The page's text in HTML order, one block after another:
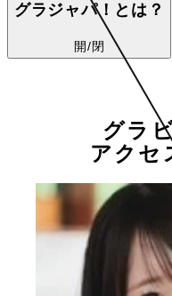
グラジャパ！とは？
開/閉
グラ
アクセ